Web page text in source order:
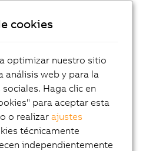
Unido
8WS de UL
cookies
optimizar nuestro sitio
análisis web y para la
Haga clic en
para aceptar esta
o realizarajustes
técnicamente
independientemente